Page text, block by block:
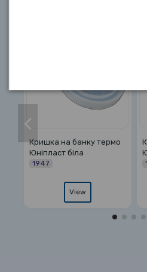
термо
Кришка на банку
Юніпласт кольорова